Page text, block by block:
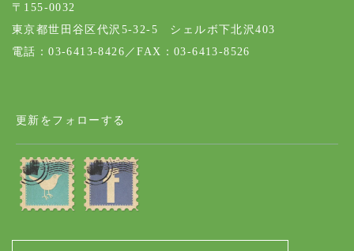
〒155-0032
東京都世田谷区代沢5-32-5 シェルボ下北沢403
電話：03-6413-8426／FAX：03-6413-8526
更新をフォローする